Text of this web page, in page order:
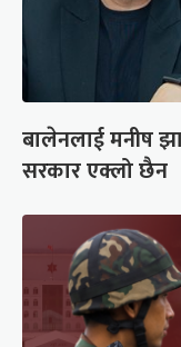
बालेनलाई मनीष
सरकार एक्लो छैन